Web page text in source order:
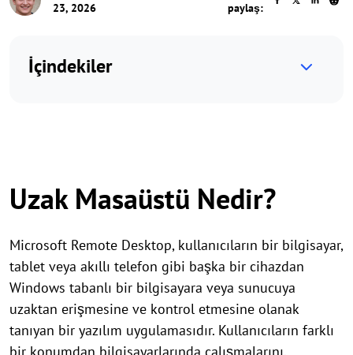
23, 2026
paylaş:
İçindekiler
Uzak Masaüstü Nedir?
Microsoft Remote Desktop, kullanıcıların bir bilgisayar,
tablet veya akıllı telefon gibi başka bir cihazdan
Windows tabanlı bir bilgisayara veya sunucuya
uzaktan erişmesine ve kontrol etmesine olanak
tanıyan bir yazılım uygulamasıdır. Kullanıcıların farklı